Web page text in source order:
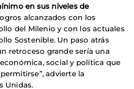
en sus niveles de
alcanzados con los
del Milenio y con los actuales
Sostenible. Un paso atrás
retroceso grande sería una
social y política que
advierte la
Unidas.